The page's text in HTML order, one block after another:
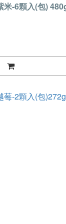
米-6顆入(包)